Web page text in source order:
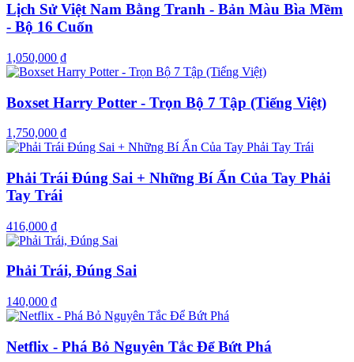
Lịch Sử Việt Nam Bằng Tranh - Bản Màu Bìa Mềm
- Bộ 16 Cuốn
1,050,000 ₫
Boxset Harry Potter - Trọn Bộ 7 Tập (Tiếng Việt)
1,750,000 ₫
Phải Trái Đúng Sai + Những Bí Ẩn Của Tay Phải
Tay Trái
416,000 ₫
Phải Trái, Đúng Sai
140,000 ₫
Netflix - Phá Bỏ Nguyên Tắc Để Bứt Phá